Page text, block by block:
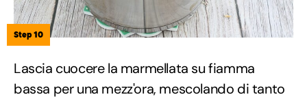
Step 10
Lascia cuocere la marmellata su fiamma
bassa per una mezz'ora, mescolando di tanto